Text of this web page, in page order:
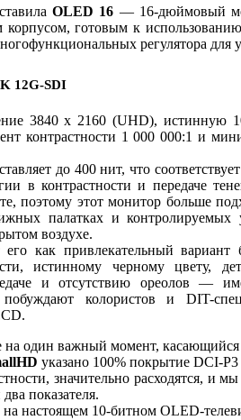
OLED 16 — 16-дюймовый
готовым к
регулятора для
12G-SDI
3840 x 2160 (UHD), истинную
контрастности 1 000 000:1 и
до 400 нит, что
в контрастности и передаче
поэтому этот монитор больше
палатках и контролируемых
воздухе.
его как привлекательный вариант
истинному черному цвету,
и отсутствию ореолов —
колористов и DIT-
на один важный момент, касающийся
указано 100% покрытие DCI-
значительно расходятся, и
показателя.
настоящем 10-битном OLED-